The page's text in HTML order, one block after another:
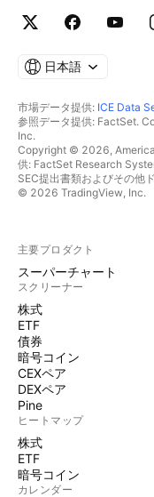
日本語
市場データ提供: ICE Data
参照データ提供: FactSet.
Inc.
Copyright © 2026,
供: FactSet Research
SEC提出書類およびその他
© 2026 TradingView, Inc.
主要プロダクト
スーパーチャート
スクリーナー
株式
ETF
債券
暗号コイン
CEXペア
DEXペア
Pine
ヒートマップ
株式
ETF
暗号コイン
カレンダー